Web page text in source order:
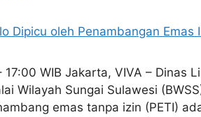
WIB Jakarta, VIVA – Dinas
Wilayah Sungai Sulawesi
emas tanpa izin (PETI)